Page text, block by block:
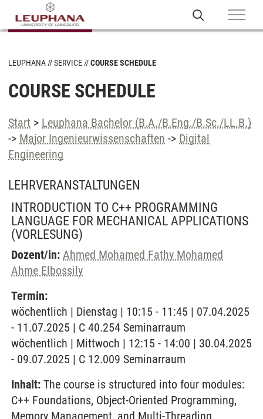
LEUPHANA SERVICE COURSE SCHEDULE
COURSE SCHEDULE
Start > Leuphana Bachelor (B.A./B.Eng./B.Sc./LL.B.)
-> Major Ingenieurwissenschaften -> Digital
Engineering
LEHRVERANSTALTUNGEN
INTRODUCTION TO C++ PROGRAMMING
LANGUAGE FOR MECHANICAL APPLICATIONS
(VORLESUNG)
Dozent/in: Ahmed Mohamed Fathy Mohamed
Ahme Elbossily
Termin:
wöchentlich | Dienstag | 10:15 - 11:45 | 07.04.2025
- 11.07.2025 | C 40.254 Seminarraum
wöchentlich | Mittwoch | 12:15 - 14:00 | 30.04.2025
- 09.07.2025 | C 12.009 Seminarraum
Inhalt: The course is structured into four modules:
C++ Foundations, Object-Oriented Programming,
Memory Management, and Multi-Threading.